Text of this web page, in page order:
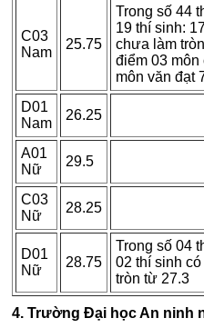
C03
Nam
25.75
Trong số 44
19 thí sinh:
chưa làm
điểm 03 môn
môn văn đạt
D01
Nam
26.25
A01
Nữ
29.5
C03
Nữ
28.25
D01
Nữ
28.75
Trong số 04
02 thí sinh
tròn từ 27.3
4. Trường Đại học An ninh